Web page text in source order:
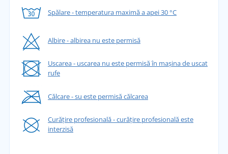
Spălare - temperatura maximă a apei 30 °C
Albire - albirea nu este permisă
Uscarea - uscarea nu este permisă în mașina de uscat
rufe
Călcare - su este permisă călcarea
Curățire profesională - curățire profesională este
interzisă